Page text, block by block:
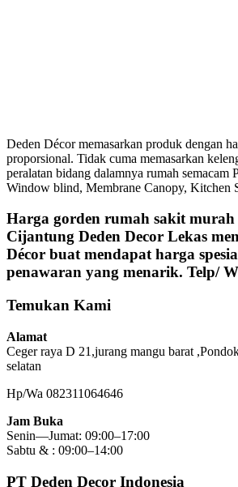
Deden Décor memasarkan produk dengan
proporsional. Tidak cuma memasarkan
peralatan bidang dalamnya rumah
Window blind, Membrane Canopy, Kitchen
Harga gorden rumah sakit
Cijantung Deden Decor Lekas
Décor buat mendapat harga
penawaran yang menarik. Telp/
Temukan Kami
Alamat
Ceger raya D 21,jurang mangu barat
selatan
Hp/Wa 082311064646
Jam Buka
Senin—Jumat: 09:00–17:00
Sabtu & : 09:00–14:00
PT Deden Decor Indonesia